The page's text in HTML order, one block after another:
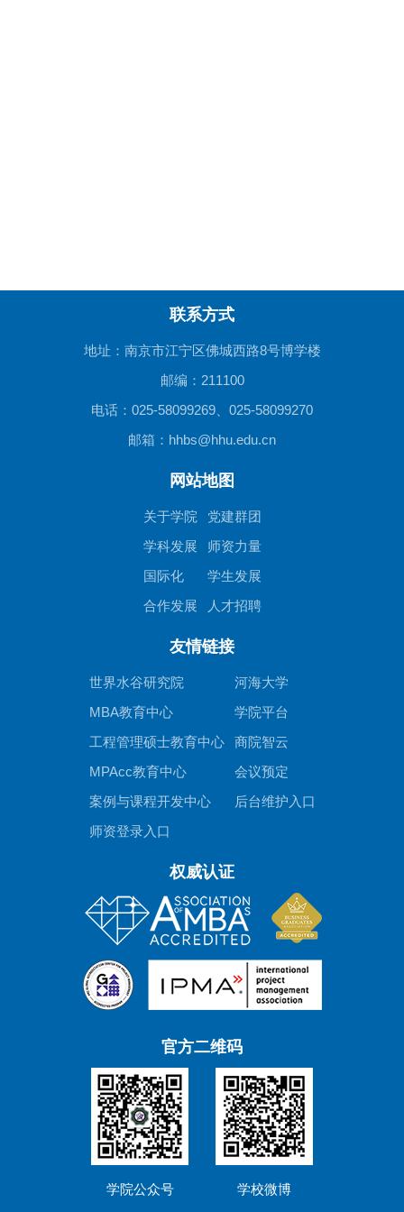
联系方式
地址：南京市江宁区佛城西路8号博学楼
邮编：211100
电话：025-58099269、025-58099270
邮箱：hhbs@hhu.edu.cn
网站地图
关于学院
党建群团
学科发展
师资力量
国际化
学生发展
合作发展
人才招聘
友情链接
世界水谷研究院
河海大学
MBA教育中心
学院平台
工程管理硕士教育中心
商院智云
MPAcc教育中心
会议预定
案例与课程开发中心
后台维护入口
师资登录入口
权威认证
官方二维码
学院公众号 学校微博